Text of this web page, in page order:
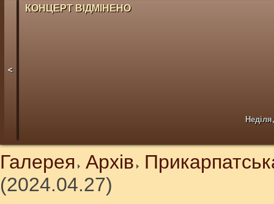
<
КОНЦЕРТ ВІДМІНЕНО
Галерея Архів
(2024.04.27)